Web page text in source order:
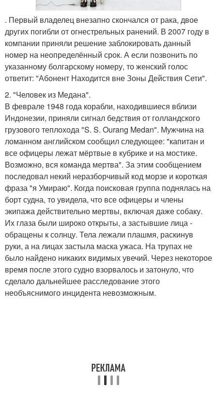
. Первый владелец внезапно скончался от рака, двое
других погибли от огнестрельных ранений. В 2007 году в
компании приняли решение заблокировать данный
номер на неопределённый срок. А если позвонить по
указанному болгарскому номеру, то женский голос
ответит: "Абонент Находится вне Зоны Действия Сети".
2. "Человек из Медана".
В феврале 1948 года корабли, находившиеся вблизи
Индонезии, приняли сигнал бедствия от голландского
грузового теплохода "S. S. Ourang Medan". Мужчина на
ломанном английском сообщил следующее: "капитан и
все офицеры лежат мёртвые в кубрике и на мостике.
Возможно, вся команда мертва". За этим сообщением
последовал некий неразборчивый код морзе и короткая
фраза "я Умираю". Когда поисковая группа поднялась на
борт судна, то увидела, что все офицеры и члены
экипажа действительно мертвы, включая даже собаку.
Их глаза были широко открыты, а застывшие лица -
обращены к солнцу. Тела лежали плашмя, раскинув
руки, а на лицах застыла маска ужаса. На трупах не
было найдено никаких видимых увечий. Через некоторое
время после этого судно взорвалось и затонуло, что
сделало дальнейшее расследование этого
необъяснимого инцидента невозможным.